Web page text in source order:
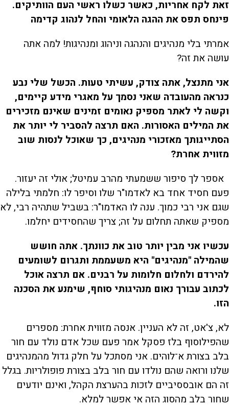
זאת לקח אחריות, כאשר כשלו ראשי העם הוותיקים.
פינחס תפס את ההגה הלאומי והחל לנהוג קדימה
אמרתי בלי מנהיגים והנהגה וניהוג ומנהיגות! למה אתה
עושה את זה?
אני מתנצל, אתה צודק, עשיתי טעות. הכשל שלי נבע
כנראה מהעובדה שאני נסמך על מאגרי מידע קיימים,
וקשה לי לאתר מספיק נאומים זמינים שאינם מזכירים
את המילים האסורות. האם תרצה להסביר לי יותר את
הסתייגותך מאזכורי מנהיגים, כך שאוכל לנסות שוב
מזווית אחרת?
אספר לך סיפור ששמעתי מהרב עמיטל; אולי זה יעזור.
פעם חסיד אחד בא לאדמו"ר שלו וסיפר לו: חלמתי בלילה
שגם אני רבי כמוך. ענה לו האדמו"ר: בשביל שתהיה רבי, לא
מספיק שאתה תחלום על זה; צריך שהחסידים יחלמו.
עכשיו אני מבין יותר טוב את כוונתך. אתה חושש
שהמילה "מנהיגים" היא משעממת ותגרום לשומעים
להירדם ולחלום חלומות על רבנים. אם תרצה אוכל
לכתוב עבורך נאום מנהיגותי סוחף, שימנע את הסכנה
הזו.
לא, צ'אט, זה לא העניין. אנסה מזווית אחרת: מספרים
שהפילוסוף בלז פסקל אמר פעם שכל אדם נולד עם חור
בלב בצורת א־לוהים. אני מסתכל על חלק גדול מהמנהיגים
שלנו ורואה שהם נולדו עם חור בלב בצורת פופולריות. בגלל
זה הם אובססיביים לזכות בהערצת הקהל, ואינם יודעים
שחור בלב מהסוג הזה אי אפשר למלא.